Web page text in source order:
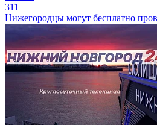
311
Нижегородцы могут бесплатно